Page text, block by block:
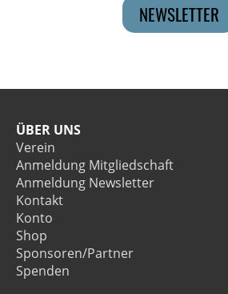
NEWSLETTER
ÜBER UNS
Verein
Anmeldung Mitgliedschaft
Anmeldung Newsletter
Kontakt
Konto
Shop
Sponsoren/Partner
Spenden